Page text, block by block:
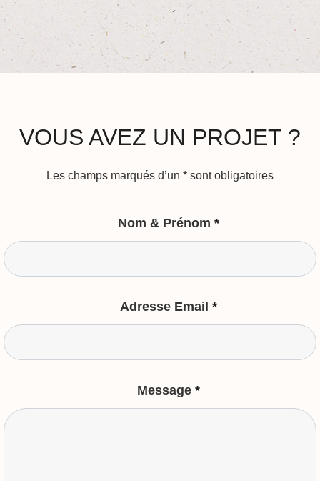
VOUS AVEZ UN PROJET ?
Les champs marqués d’un * sont obligatoires
Nom & Prénom *
Adresse Email *
Message *